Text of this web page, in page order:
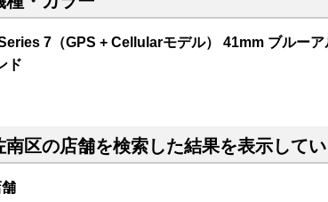
7（GPS + Cellularモデル） 41mm ブルー
ド
南区の店舗を検索した結果を表示して